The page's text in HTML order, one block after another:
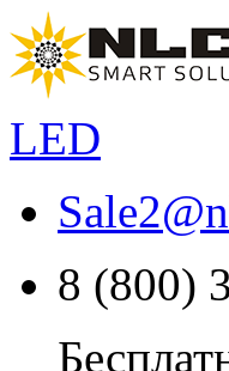
LED
Sale2@
8 (800)